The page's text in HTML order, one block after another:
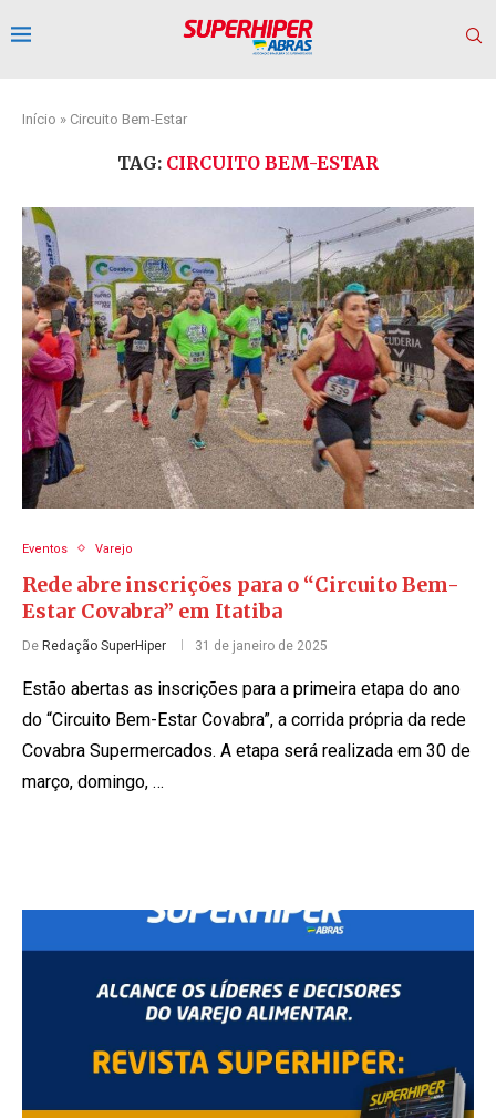
Início » Circuito Bem-Estar
TAG: CIRCUITO BEM-ESTAR
Eventos Varejo
Rede abre inscrições para o “Circuito Bem-
Estar Covabra” em Itatiba
De Redação SuperHiper 31 de janeiro de 2025
Estão abertas as inscrições para a primeira etapa do ano
do “Circuito Bem-Estar Covabra”, a corrida própria da rede
Covabra Supermercados. A etapa será realizada em 30 de
março, domingo, …